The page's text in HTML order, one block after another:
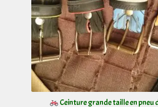
Ceinture grande taille en pneu